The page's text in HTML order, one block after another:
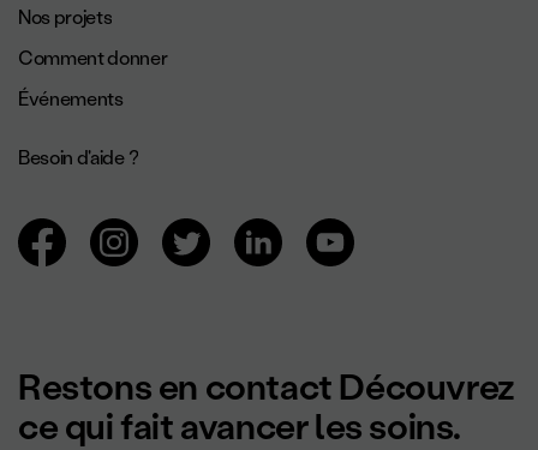
Navigation de pied de page.
Nos projets
Comment donner
Événements
Besoin d'aide ?
Navigation des réseaux sociaux.
Restons en contact Découvrez
ce qui fait avancer les soins.